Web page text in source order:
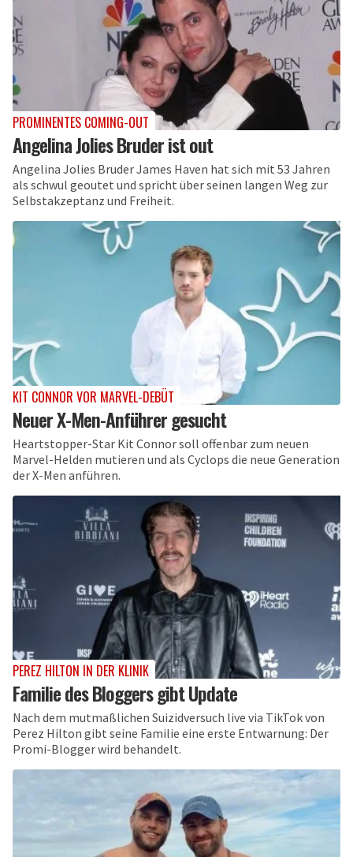
PROMINENTES COMING-OUT
Angelina Jolies Bruder ist out
Angelina Jolies Bruder James Haven hat sich mit 53 Jahren
als schwul geoutet und spricht über seinen langen Weg zur
Selbstakzeptanz und Freiheit.
KIT CONNOR VOR MARVEL-DEBÜT
Neuer X-Men-Anführer gesucht
Heartstopper-Star Kit Connor soll offenbar zum neuen
Marvel-Helden mutieren und als Cyclops die neue Generation
der X-Men anführen.
PEREZ HILTON IN DER KLINIK
Familie des Bloggers gibt Update
Nach dem mutmaßlichen Suizidversuch live via TikTok von
Perez Hilton gibt seine Familie eine erste Entwarnung: Der
Promi-Blogger wird behandelt.